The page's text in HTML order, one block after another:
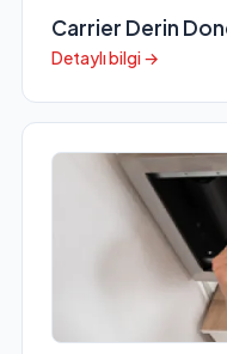
Carrier Derin
Detaylı bilgi →